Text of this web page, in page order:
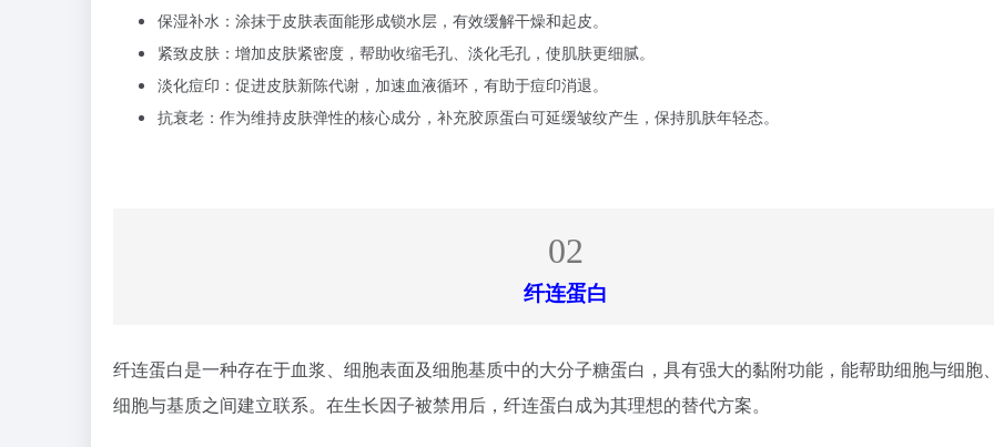
保湿补水：涂抹于皮肤表面能形成锁水层，有效缓解干燥和起皮。
紧致皮肤：增加皮肤紧密度，帮助收缩毛孔、淡化毛孔，使肌肤更细腻。
淡化痘印：促进皮肤新陈代谢，加速血液循环，有助于痘印消退。
抗衰老：作为维持皮肤弹性的核心成分，补充胶原蛋白可延缓皱纹产生，保持肌肤年轻态。
02
纤连蛋白
纤连蛋白是一种存在于血浆、细胞表面及细胞基质中的大分子糖蛋白，具有强大的黏附功能，能帮助细胞与细胞、
细胞与基质之间建立联系。在生长因子被禁用后，纤连蛋白成为其理想的替代方案。